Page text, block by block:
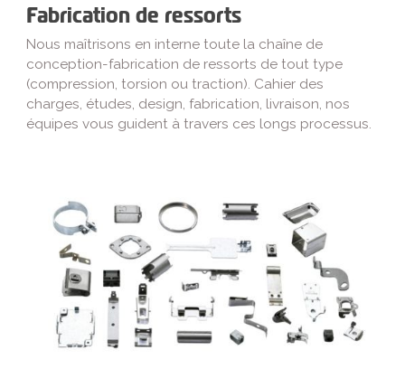
Fabrication de ressorts
Nous maîtrisons en interne toute la chaîne de
conception-fabrication de ressorts de tout type
(compression, torsion ou traction). Cahier des
charges, études, design, fabrication, livraison, nos
équipes vous guident à travers ces longs processus.